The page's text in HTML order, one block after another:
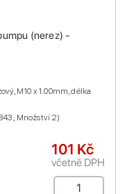
(nerez) -
M10 x 1.00mm, délka
, Množství 2)
101 Kč
včetně DPH